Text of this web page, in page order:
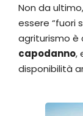
Non da
essere “fuori
agriturismo è
capodanno,
disponibilità